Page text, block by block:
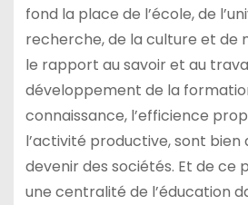
fond la place de l’école, de
recherche, de la culture et de
le rapport au savoir et au
développement de la
connaissance, l’efficience
l’activité productive, sont
devenir des sociétés. Et de ce
une centralité de l’éducation